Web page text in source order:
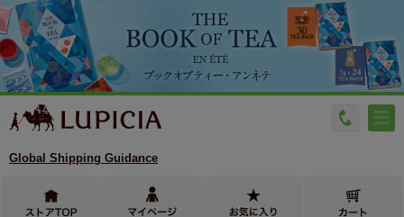
Global Shipping Guidance